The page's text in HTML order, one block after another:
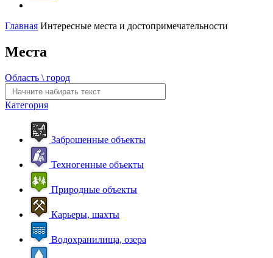
Главная Интересные места и достопримечательности
Места
Область \ город
Категория
Заброшенные объекты
Техногенные объекты
Природные объекты
Карьеры, шахты
Водохранилища, озера